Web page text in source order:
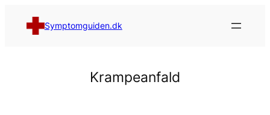
indhold
Symptomguiden.dk
Krampeanfald